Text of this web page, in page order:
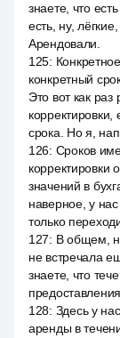
знаете, что
есть, ну,
Арендовали.
125:
конкретный
Это вот как
срока. Но я,
126: Сроков
корректировки
значений в
наверное, у
только
127: В общем,
не встречала
знаете, что
128: Здесь у
аренды в